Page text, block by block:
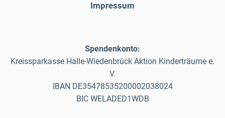
Impressum
Spendenkonto:
Kreissparkasse Halle-Wiedenbrück Aktion Kinderträume e.
V.
IBAN DE35478535200002038024
BIC WELADED1WDB